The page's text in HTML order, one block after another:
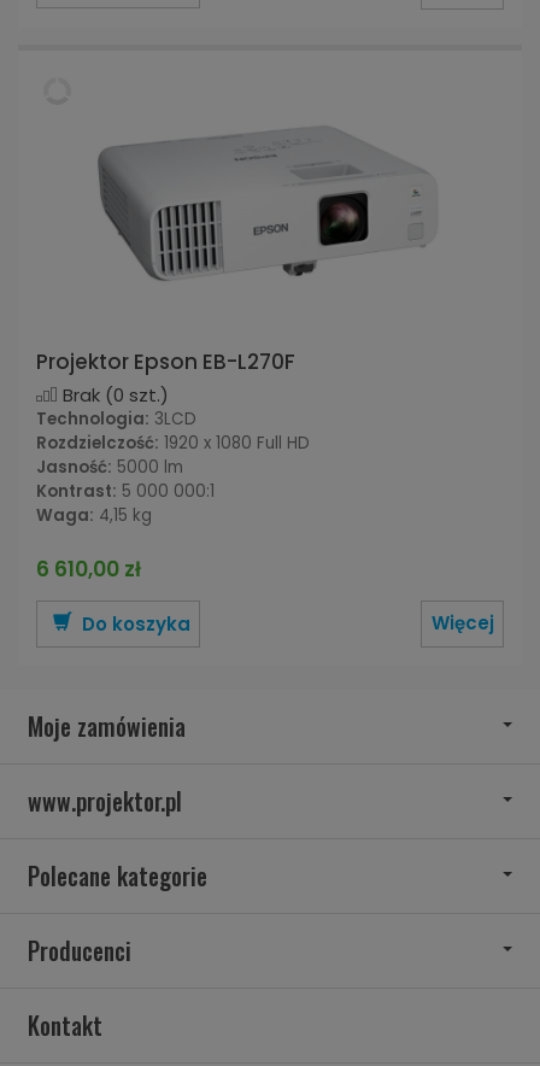
Projektor Epson EB-L270F
Brak (0 szt.)
Technologia: 3LCD
Rozdzielczość: 1920 x 1080 Full HD
Jasność: 5000 lm
Kontrast: 5 000 000:1
Waga: 4,15 kg
6 610,00 zł
Do koszyka Więcej
Moje zamówienia
www.projektor.pl
Polecane kategorie
Producenci
Kontakt